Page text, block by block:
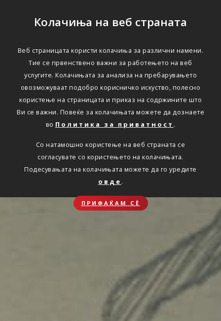
Колачиња на веб страната
Веб страницата користи колачиња за различни намени.
Тие се првенствено важни за работењето на веб
услугите. Колачињата за анализа на пребарувањето
овозможуваат подобро корисничко искуство, полесно
користење на страницата и приказ на содржините што
Ви се важни. Повеќе за колачињата можете да дознаете
во Политика за приватност .
Со натамошно користење на веб страната се
согласувате со користењето на колачињата.
Подесувањата на колачињата можете да го уредите
овде .
ПРИФАЌАМ СЀ